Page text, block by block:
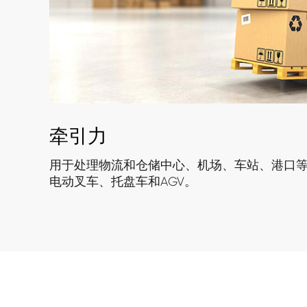
牵引力
用于处理物流和仓储中心、机场、车站、港口
电动叉车、托盘车和AGV。